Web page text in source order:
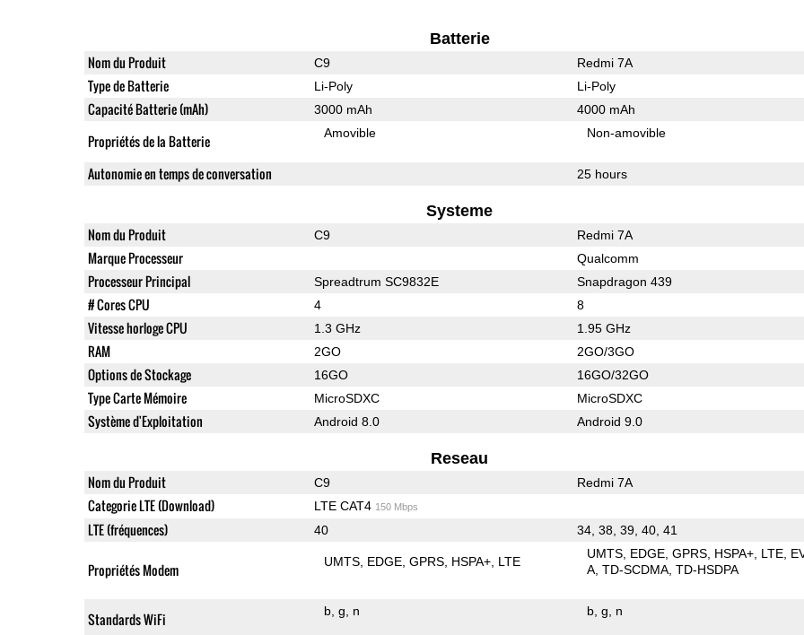
Batterie
Nom du Produit C9 Redmi 7A
Type de Batterie Li-Poly Li-Poly
Capacité Batterie (mAh) 3000 mAh 4000 mAh
Propriétés de la Batterie Amovible Non-amovible
Autonomie en temps de conversation 25 hours
Systeme
Nom du Produit C9 Redmi 7A
Marque Processeur Qualcomm
Processeur Principal Spreadtrum SC9832E Snapdragon 439
# Cores CPU 4 8
Vitesse horloge CPU 1.3 GHz 1.95 GHz
RAM 2GO 2GO/3GO
Options de Stockage 16GO 16GO/32GO
Type Carte Mémoire MicroSDXC MicroSDXC
Système d'Exploitation Android 8.0 Android 9.0
Reseau
Nom du Produit C9 Redmi 7A
Categorie LTE (Download) LTE CAT4 150 Mbps
LTE (fréquences) 40 34, 38, 39, 40, 41
Propriétés Modem UMTS EDGE GPRS HSPA+ LTE
UMTS EDGE GPRS HSPA+ LTE
A TD-SCDMA TD-HSDPA
Standards WiFi b g n b g n